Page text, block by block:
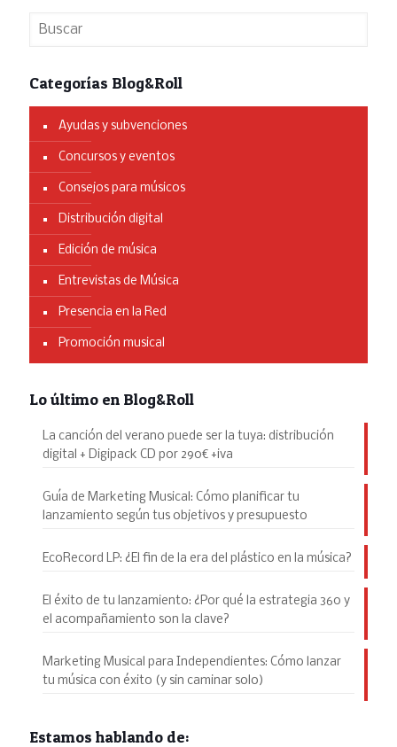
Categorías Blog&Roll
Ayudas y subvenciones
Concursos y eventos
Consejos para músicos
Distribución digital
Edición de música
Entrevistas de Música
Presencia en la Red
Promoción musical
Lo último en Blog&Roll
La canción del verano puede ser la tuya: distribución
digital + Digipack CD por 290€ +iva
Guía de Marketing Musical: Cómo planificar tu
lanzamiento según tus objetivos y presupuesto
EcoRecord LP: ¿El fin de la era del plástico en la música?
El éxito de tu lanzamiento: ¿Por qué la estrategia 360 y
el acompañamiento son la clave?
Marketing Musical para Independientes: Cómo lanzar
tu música con éxito (y sin caminar solo)
Estamos hablando de: